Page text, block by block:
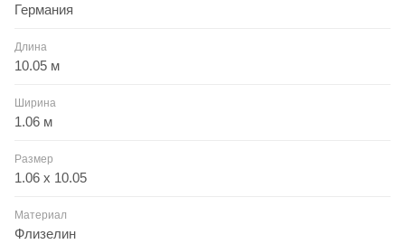
Германия
Длина
10.05 м
Ширина
1.06 м
Размер
1.06 x 10.05
Материал
Флизелин